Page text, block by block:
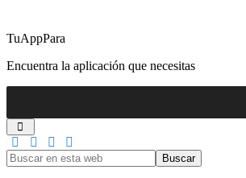
TuAppPara
Encuentra la aplicación que necesitas
Buscar
en